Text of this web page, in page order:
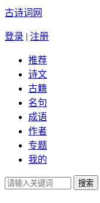
古诗词网
登录 | 注册
推荐
诗文
古籍
名句
成语
作者
专题
我的